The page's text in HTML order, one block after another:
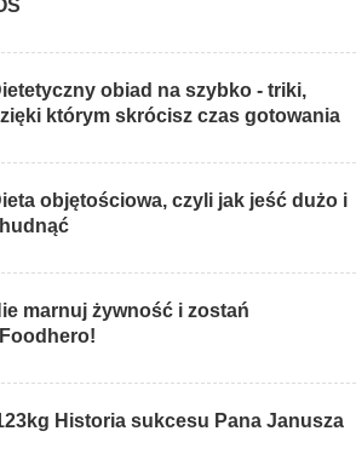
obiad na szybko - triki,
którym skrócisz czas gotowania
objętościowa, czyli jak jeść dużo i
marnuj żywność i zostań
Historia sukcesu Pana Janusza